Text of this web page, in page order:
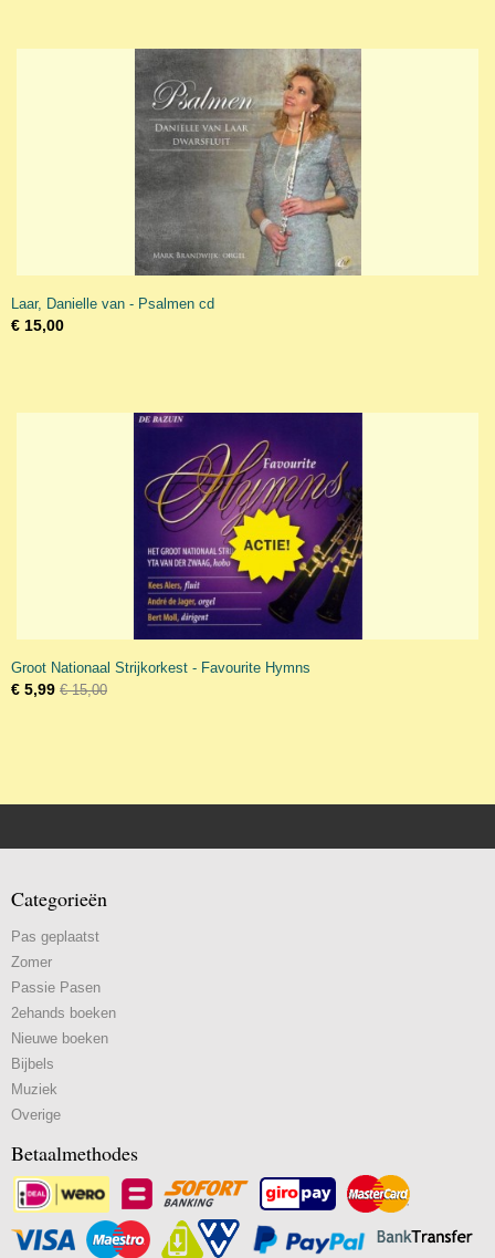
Laar, Danielle van - Psalmen cd
€ 15,00
Groot Nationaal Strijkorkest - Favourite Hymns
€ 5,99 € 15,00
Categorieën
Pas geplaatst
Zomer
Passie Pasen
2ehands boeken
Nieuwe boeken
Bijbels
Muziek
Overige
Betaalmethodes